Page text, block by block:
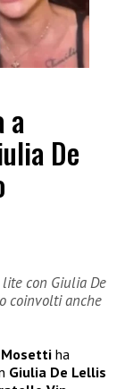
a
De
con Giulia De
coinvolti anche
ha
Giulia De Lellis